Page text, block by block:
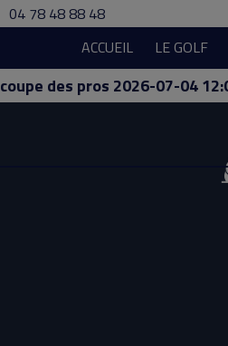
04 78 48 88 48
ACCUEIL
LE GOLF
coupe des pros 2026-07-04